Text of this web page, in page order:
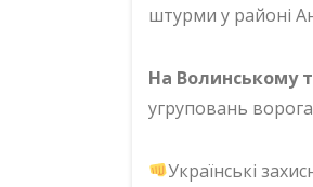
штурми у районі
На Волинському
угруповань
Українські